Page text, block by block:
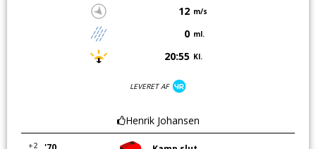
12 m/s
0 ml.
20:55 Kl.
LEVERET AF
Henrik Johansen
+2